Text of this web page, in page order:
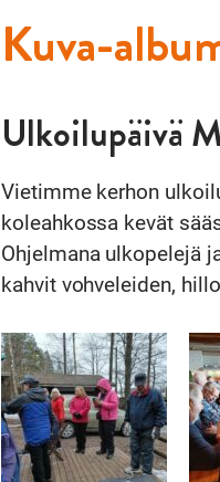
Kuva-
Ulkoilupäivä
Vietimme kerhon
koleahkossa kevät
Ohjelmana ulkopelejä
kahvit vohveleiden,